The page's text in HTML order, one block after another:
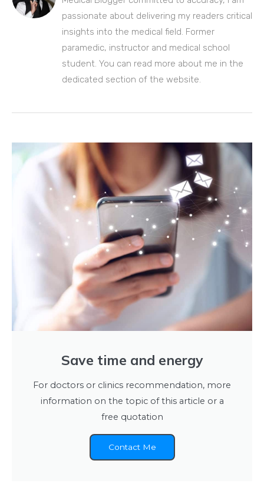
passionate about delivering my readers critical
insights into the medical field. Former
paramedic, instructor and medical school
student. You can read more about me in the
dedicated section of the website.
Save time and energy
For doctors or clinics recommendation, more
information on the topic of this article or a
free quotation
Contact Me